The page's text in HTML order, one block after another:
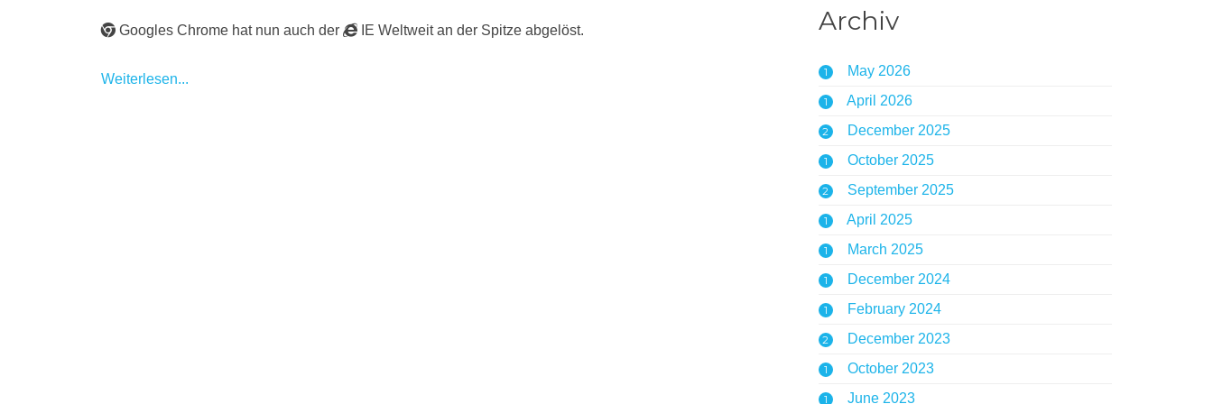
Googles Chrome hat nun auch der IE Weltweit an der Spitze abgelöst.
Weiterlesen...
Archiv
1 May 2026
1 April 2026
2 December 2025
1 October 2025
2 September 2025
1 April 2025
1 March 2025
1 December 2024
1 February 2024
2 December 2023
1 October 2023
1 June 2023